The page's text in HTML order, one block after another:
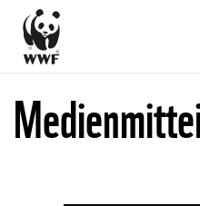
Direkt
zum
Inhalt